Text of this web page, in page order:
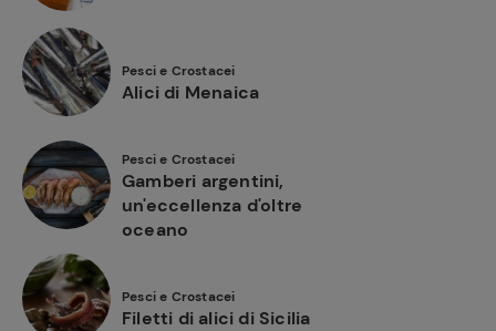
Pesci e Crostacei
Alici di Menaica
Pesci e Crostacei
Gamberi argentini,
un'eccellenza d'oltre
oceano
Pesci e Crostacei
Filetti di alici di Sicilia